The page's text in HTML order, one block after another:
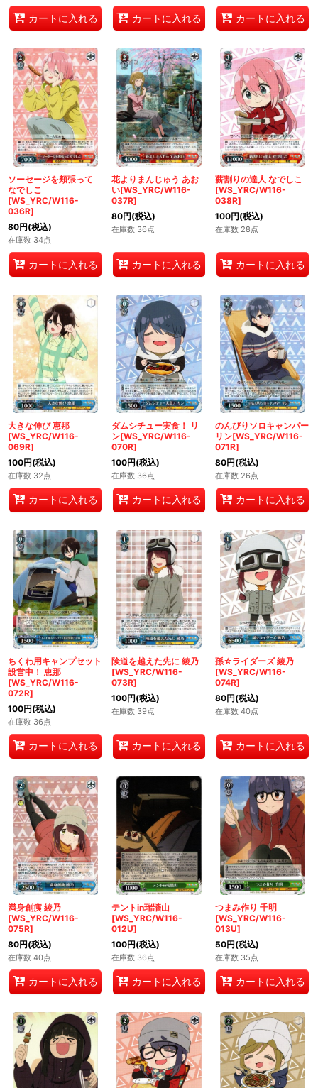
カートに入れる カートに入れる カートに入れる
ソーセージを頬張って
なでしこ
[WS_YRC/W116-
036R]
80円(税込)
在庫数 34点
カートに入れる
花よりまんじゅう あお
い[WS_YRC/W116-
037R]
80円(税込)
在庫数 36点
カートに入れる
薪割りの達人 なでしこ
[WS_YRC/W116-
038R]
100円(税込)
在庫数 28点
カートに入れる
大きな伸び 恵那
[WS_YRC/W116-
069R]
100円(税込)
在庫数 32点
カートに入れる
ダムシチュー実食！ リ
ン[WS_YRC/W116-
070R]
100円(税込)
在庫数 36点
カートに入れる
のんびりソロキャンパー
リン[WS_YRC/W116-
071R]
80円(税込)
在庫数 26点
カートに入れる
ちくわ用キャンプセット
設営中！ 恵那
[WS_YRC/W116-
072R]
100円(税込)
在庫数 36点
カートに入れる
険道を越えた先に 綾乃
[WS_YRC/W116-
073R]
100円(税込)
在庫数 39点
カートに入れる
孫☆ライダーズ 綾乃
[WS_YRC/W116-
074R]
80円(税込)
在庫数 40点
カートに入れる
満身創痍 綾乃
[WS_YRC/W116-
075R]
80円(税込)
在庫数 40点
カートに入れる
テントin瑞牆山
[WS_YRC/W116-
012U]
100円(税込)
在庫数 36点
カートに入れる
つまみ作り 千明
[WS_YRC/W116-
013U]
50円(税込)
在庫数 35点
カートに入れる